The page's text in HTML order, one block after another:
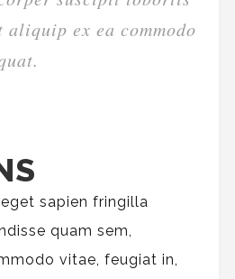
ex ea commodo
sapien fringilla
quam sem,
vitae, feugiat in,